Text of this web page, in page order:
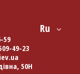
Ru
59
49-23
50Н